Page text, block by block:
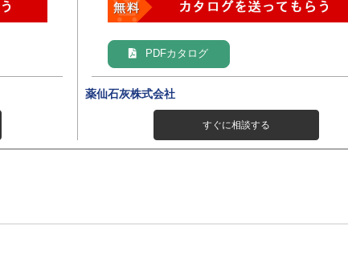
PDFカタログ
薬仙石灰株式会社
すぐに相談する